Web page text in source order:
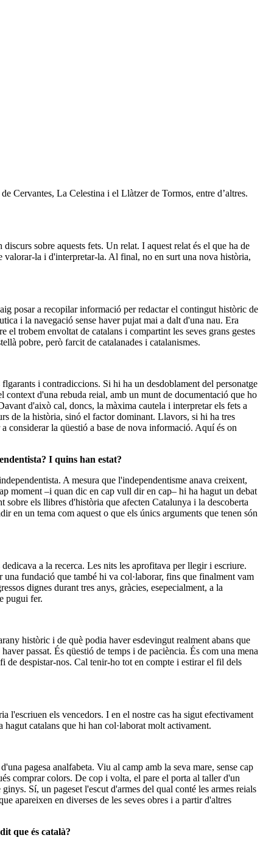
Cervantes, La Celestina i el Llàtzer de Tormos, entre d’altres.
sobre aquests fets. Un relat. I aquest relat és el que ha de
valorar-la i d'interpretar-la. Al final, no en surt una nova història,
posar a recopilar informació per redactar el contingut històric de
i la navegació sense haver pujat mai a dalt d'una nau. Era
trobem envoltat de catalans i compartint les seves grans gestes
pobre, però farcit de catalanades i catalanismes.
i contradiccions. Si hi ha un desdoblament del personatge
d'una rebuda reial, amb un munt de documentació que ho
d'això cal, doncs, la màxima cautela i interpretar els fets a
de la història, sinó el factor dominant. Llavors, si hi ha tres
considerar la qüestió a base de nova informació. Aquí és on
I quins han estat?
A mesura que l'independentisme anava creixent,
moment –i quan dic en cap vull dir en cap– hi ha hagut un debat
sobre els llibres d'història que afecten Catalunya i la descoberta
en un tema com aquest o que els únics arguments que tenen són
a la recerca. Les nits les aprofitava per llegir i escriure.
fundació que també hi va col·laborar, fins que finalment vam
dignes durant tres anys, gràcies, esepecialment, a la
pugui fer.
històric i de què podia haver esdevingut realment abans que
passat. És qüestió de temps i de paciència. És com una mena
de despistar-nos. Cal tenir-ho tot en compte i estirar el fil dels
l'escriuen els vencedors. I en el nostre cas ha sigut efectivament
catalans que hi han col·laborat molt activament.
pagesa analfabeta. Viu al camp amb la seva mare, sense cap
comprar colors. De cop i volta, el pare el porta al taller d'un
Sí, un pageset l'escut d'armes del qual conté les armes reials
apareixen en diverses de les seves obres i a partir d'altres
que és català?